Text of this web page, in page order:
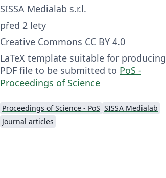
SISSA Medialab s.r.l.
před 2 lety
Creative Commons CC BY 4.0
LaTeX template suitable for producing
PDF file to be submitted to PoS -
Proceedings of Science
Proceedings of Science - PoS SISSA Medialab
Journal articles